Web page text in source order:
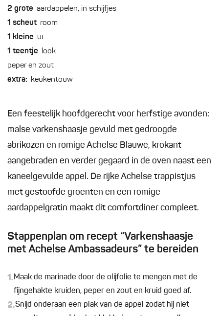
2 grote aardappelen, in schijfjes
1 scheut room
1 kleine ui
1 teentje look
peper en zout
extra: keukentouw
Een feestelijk hoofdgerecht voor herfstige avonden:
malse varkenshaasje gevuld met gedroogde
abrikozen en romige Achelse Blauwe, krokant
aangebraden en verder gegaard in de oven naast een
kaneelgevulde appel. De rijke Achelse trappistjus
met gestoofde groenten en een romige
aardappelgratin maakt dit comfortdiner compleet.
Stappenplan om recept “Varkenshaasje
met Achelse Ambassadeurs” te bereiden
1.Maak de marinade door de olijfolie te mengen met de
fijngehakte kruiden, peper en zout en kruid goed af.
2.Snijd onderaan een plak van de appel zodat hij niet